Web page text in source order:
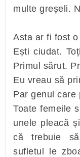
multe greșeli.
Asta ar fi fost
Ești ciudat.
Primul sărut.
Eu vreau să
Par genul care
Toate femeile
unele pleacă
că trebuie
sufletul le